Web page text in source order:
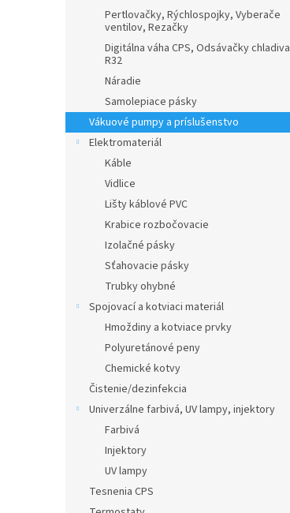
Pertlovačky, Rýchlospojky, Vyberače
ventilov, Rezačky
Digitálna váha CPS, Odsávačky chladiva
R32
Náradie
Samolepiace pásky
Vákuové pumpy a príslušenstvo
Elektromateriál
Káble
Vidlice
Lišty káblové PVC
Krabice rozbočovacie
Izolačné pásky
Sťahovacie pásky
Trubky ohybné
Spojovací a kotviaci materiál
Hmoždiny a kotviace prvky
Polyuretánové peny
Chemické kotvy
Čistenie/dezinfekcia
Univerzálne farbivá, UV lampy, injektory
Farbivá
Injektory
UV lampy
Tesnenia CPS